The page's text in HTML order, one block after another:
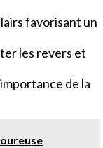
favorisant un
les revers et
de la